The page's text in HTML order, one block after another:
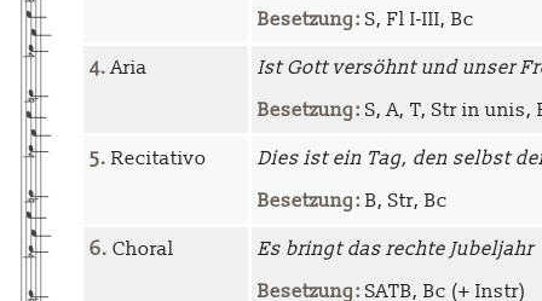
Besetzung: S, Fl I-III, Bc
4.Aria
Ist Gott versöhnt und unser
Besetzung: S, A, T, Str in unis,
5. Recitativo
Dies ist ein Tag, den selbst
Besetzung: B, Str, Bc
6. Choral
Es bringt das rechte Jubeljahr
Besetzung: SATB, Bc (+ Instr)